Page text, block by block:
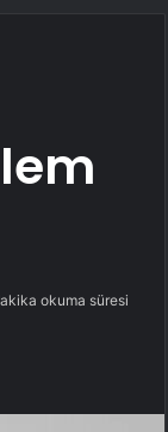
okuma süresi